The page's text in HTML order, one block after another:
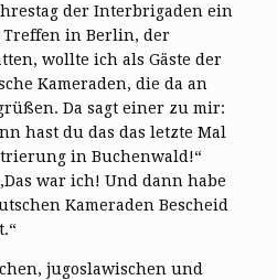
der Interbrigaden ein
in Berlin, der
wollte ich als Gäste der
Kameraden, die da an
Da sagt einer zu mir:
hast du das das letzte Mal
in Buchenwald!“
war ich! Und dann habe
Kameraden Bescheid
jugoslawischen und